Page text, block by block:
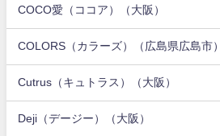
COCO愛（ココア）（大阪）
COLORS（カラーズ）（広島県広島市）
Cutrus（キュトラス）（大阪）
Deji（デージー）（大阪）